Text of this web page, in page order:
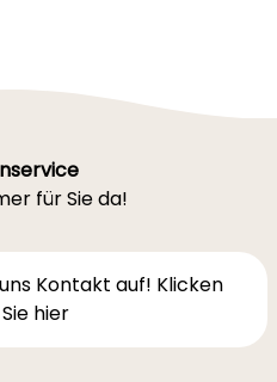
für Sie da!
Kontakt auf! Klicken
Sie hier